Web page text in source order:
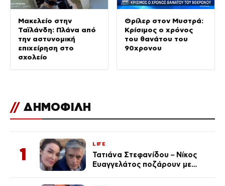
Μακελείο στην
Ταϊλάνδη: Πλάνα από
την αστυνομική
επιχείρηση στο
σχολείο
Θρίλερ στον Μυστρά:
Κρίσιμος ο χρόνος
του θανάτου του
90χρονου
// ΔΗΜΟΦΙΛΗ
1
LIFE
Τατιάνα Στεφανίδου – Νίκος
Ευαγγελάτος ποζάρουν με